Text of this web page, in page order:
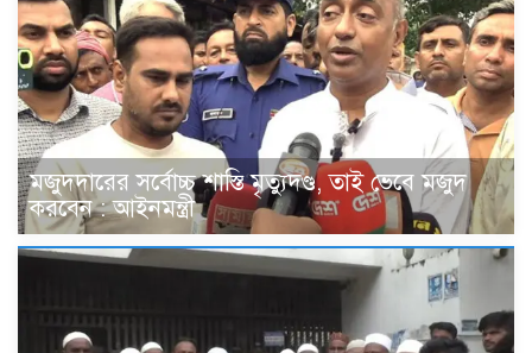
মজুদদারের সর্বোচ্চ শাস্তি মৃত্যুদণ্ড, তাই ভেবে মজুদ
করবেন : আইনমন্ত্রী